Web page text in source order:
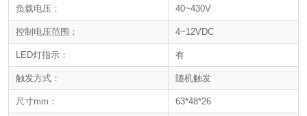
负载电压： 40~430V
控制电压范围： 4~12VDC
LED灯指示： 有
触发方式： 随机触发
尺寸mm： 63*48*26